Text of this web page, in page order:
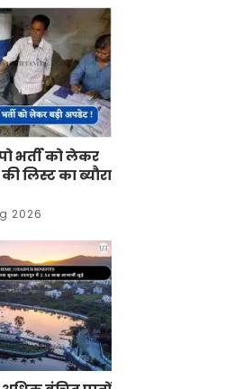
भर्ती को लेकर
लिस्ट का ब्यौरा
2026